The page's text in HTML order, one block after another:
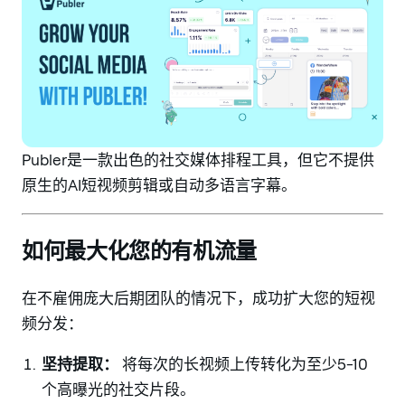
Publer是一款出色的社交媒体排程工具，但它不提供
原生的AI短视频剪辑或自动多语言字幕。
如何最大化您的有机流量
在不雇佣庞大后期团队的情况下，成功扩大您的短视
频分发：
坚持提取：
将每次的长视频上传转化为至少5-10
个高曝光的社交片段。